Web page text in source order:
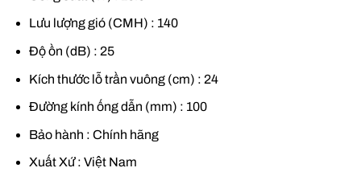
Lưu lượng gió (CMH) : 140
Độ ồn (dB) : 25
Kích thước lỗ trần vuông (cm) : 24
Đường kính ống dẫn (mm) : 100
Bảo hành : Chính hãng
Xuất Xứ : Việt Nam